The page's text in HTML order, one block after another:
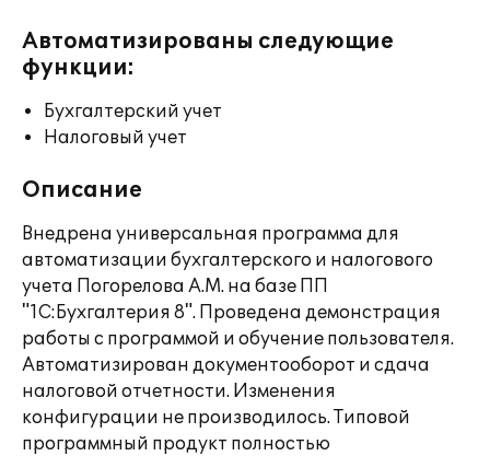
Автоматизированы следующие
функции:
Бухгалтерский учет
Налоговый учет
Описание
Внедрена универсальная программа для
автоматизации бухгалтерского и налогового
учета Погорелова А.М. на базе ПП
"1С:Бухгалтерия 8". Проведена демонстрация
работы с программой и обучение пользователя.
Автоматизирован документооборот и сдача
налоговой отчетности. Изменения
конфигурации не производилось. Типовой
программный продукт полностью